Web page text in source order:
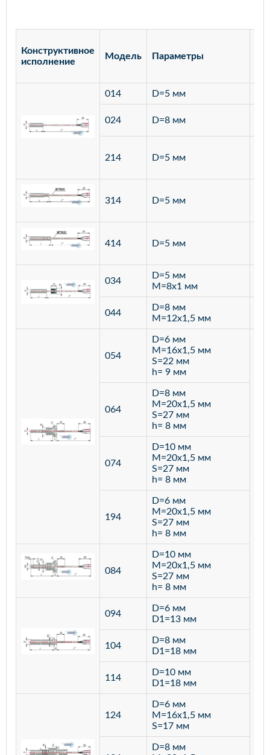
Конструктивное
исполнение
Модель Параметры
014 D=5 мм
024 D=8 мм
214 D=5 мм
314 D=5 мм
414 D=5 мм
034
D=5 мм
M=8х1 мм
044
D=8 мм
M=12х1,5 мм
054
D=6 мм
M=16х1,5 мм
S=22 мм
h= 9 мм
064
D=8 мм
M=20х1,5 мм
S=27 мм
h= 8 мм
074
D=10 мм
M=20х1,5 мм
S=27 мм
h= 8 мм
194
D=6 мм
M=20х1,5 мм
S=27 мм
h= 8 мм
084
D=10 мм
M=20х1,5 мм
S=27 мм
h= 8 мм
094
D=6 мм
D1=13 мм
104
D=8 мм
D1=18 мм
114
D=10 мм
D1=18 мм
124
D=6 мм
M=16х1,5 мм
S=17 мм
D=8 мм